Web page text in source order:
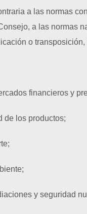
a las normas
a las normas
o
financieros y
de los productos;
y seguridad